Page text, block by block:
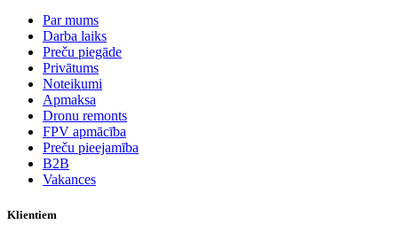
Par mums
Darba laiks
Preču piegāde
Privātums
Noteikumi
Apmaksa
Dronu remonts
FPV apmācība
Preču pieejamība
B2B
Vakances
Klientiem